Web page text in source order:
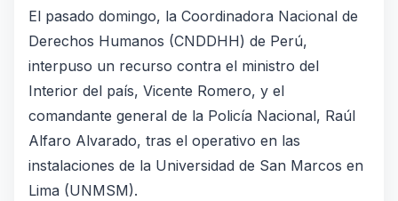
El pasado domingo, la Coordinadora Nacional de
Derechos Humanos (CNDDHH) de Perú,
interpuso un recurso contra el ministro del
Interior del país, Vicente Romero, y el
comandante general de la Policía Nacional, Raúl
Alfaro Alvarado, tras el operativo en las
instalaciones de la Universidad de San Marcos en
Lima (UNMSM).